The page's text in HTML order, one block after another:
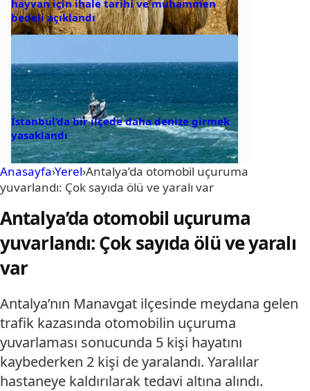
hayvan için ihale tarihi ve muhammen
bedeli açıklandı
İstanbul’da bir ilçede daha denize girmek
yasaklandı
Anasayfa›Yerel›Antalya’da otomobil uçuruma
yuvarlandı: Çok sayıda ölü ve yaralı var
Antalya’da otomobil uçuruma
yuvarlandı: Çok sayıda ölü ve yaralı
var
Antalya’nın Manavgat ilçesinde meydana gelen
trafik kazasında otomobilin uçuruma
yuvarlaması sonucunda 5 kişi hayatını
kaybederken 2 kişi de yaralandı. Yaralılar
hastaneye kaldırılarak tedavi altına alındı.